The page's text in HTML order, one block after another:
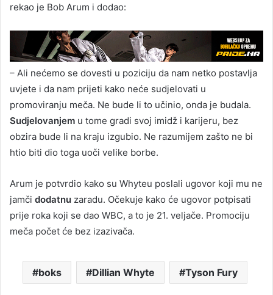
rekao je Bob Arum i dodao:
– Ali nećemo se dovesti u poziciju da nam netko postavlja
uvjete i da nam prijeti kako neće sudjelovati u
promoviranju meča. Ne bude li to učinio, onda je budala.
Sudjelovanjem u tome gradi svoj imidž i karijeru, bez
obzira bude li na kraju izgubio. Ne razumijem zašto ne bi
htio biti dio toga uoči velike borbe.
Arum je potvrdio kako su Whyteu poslali ugovor koji mu ne
jamči dodatnu zaradu. Očekuje kako će ugovor potpisati
prije roka koji se dao WBC, a to je 21. veljače. Promociju
meča počet će bez izazivača.
boks Dillian Whyte Tyson Fury